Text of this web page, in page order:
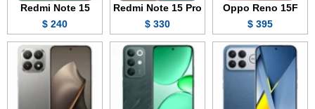
Oppo Reno 15F
395 $
Redmi Note 15 Pro
330 $
Redmi Note 15
240 $